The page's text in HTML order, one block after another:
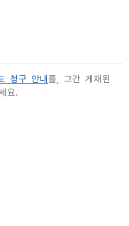
청구 안내를, 그간 게재된
요.